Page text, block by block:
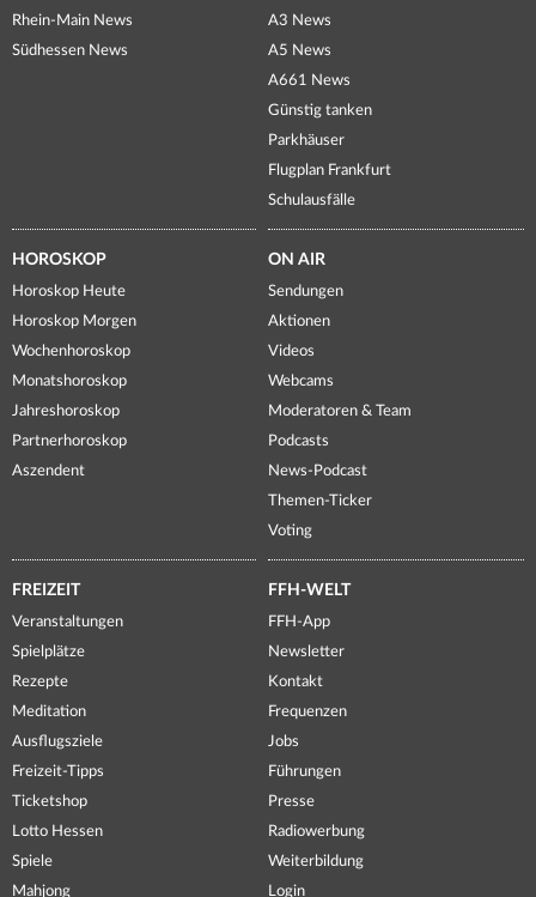
Rhein-Main News
Südhessen News
A3 News
A5 News
A661 News
Günstig tanken
Parkhäuser
Flugplan Frankfurt
Schulausfälle
HOROSKOP
Horoskop Heute
Horoskop Morgen
Wochenhoroskop
Monatshoroskop
Jahreshoroskop
Partnerhoroskop
Aszendent
ON AIR
Sendungen
Aktionen
Videos
Webcams
Moderatoren & Team
Podcasts
News-Podcast
Themen-Ticker
Voting
FREIZEIT
Veranstaltungen
Spielplätze
Rezepte
Meditation
Ausflugsziele
Freizeit-Tipps
Ticketshop
Lotto Hessen
Spiele
Mahjong
FFH-WELT
FFH-App
Newsletter
Kontakt
Frequenzen
Jobs
Führungen
Presse
Radiowerbung
Weiterbildung
Login